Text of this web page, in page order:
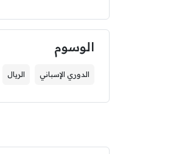
الوسوم
الدوري الإسباني الريال